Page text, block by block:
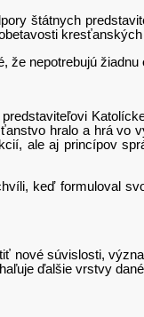
štátnych
nepotrebujú žiadnu
hralo a hrá vo
ale aj princípov
keď formuloval
súvislosti,
ďalšie vrstvy